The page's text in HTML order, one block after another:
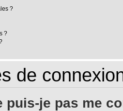
?
?
de
puis-je pas me